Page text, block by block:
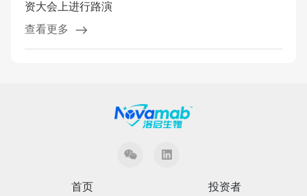
资大会上进行路演
查看更多
首页 投资者